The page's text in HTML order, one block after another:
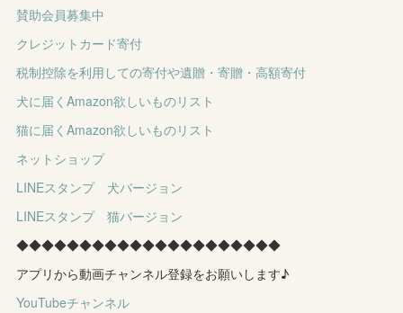
賛助会員募集中
クレジットカード寄付
税制控除を利用しての寄付や遺贈・寄贈・高額寄付
犬に届くAmazon欲しいものリスト
猫に届くAmazon欲しいものリスト
ネットショップ
LINEスタンプ 犬バージョン
LINEスタンプ 猫バージョン
◆◆◆◆◆◆◆◆◆◆◆◆◆◆◆◆◆◆◆◆◆
アプリから動画チャンネル登録をお願いします♪
YouTubeチャンネル